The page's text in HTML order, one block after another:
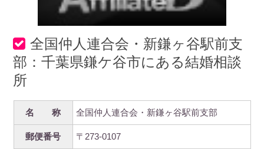
全国仲人連合会・新鎌ヶ谷駅前支
部：千葉県鎌ケ谷市にある結婚相談
所
名 称 全国仲人連合会・新鎌ヶ谷駅前支部
郵便番号 〒273-0107